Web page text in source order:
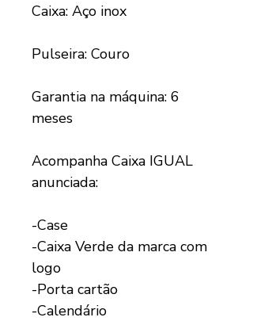
Caixa: Aço inox
Pulseira: Couro
Garantia na máquina: 6
meses
Acompanha Caixa IGUAL
anunciada:
-Case
-Caixa Verde da marca com
logo
-Porta cartão
-Calendário